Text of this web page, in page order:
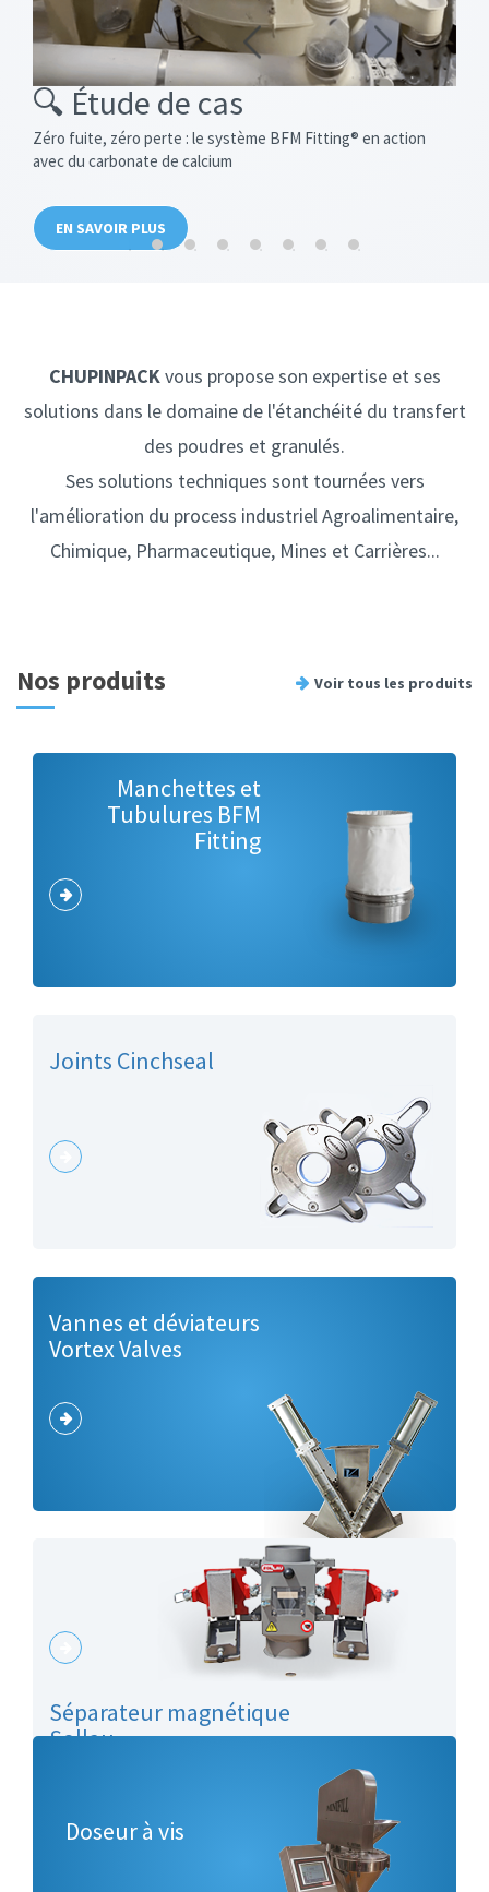
🔍 Étude de cas
Zéro fuite, zéro perte : le système BFM Fitting® en action
avec du carbonate de calcium
EN SAVOIR PLUS
CHUPINPACKvous propose son expertise et ses
solutions dans le domaine de l'étanchéité du transfert
des poudres et granulés.
Ses solutions techniques sont tournées vers
l'amélioration du process industriel Agroalimentaire,
Chimique, Pharmaceutique, Mines et Carrières...
Voir tous les produits
Nos produits
Manchettes et
Tubulures BFM
Fitting
Joints Cinchseal
Vannes et déviateurs
Vortex Valves
Séparateur magnétique
Sollau
Doseur à vis